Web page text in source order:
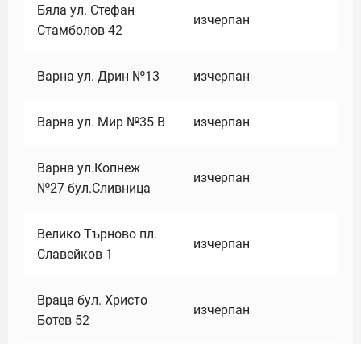
Бяла ул. Стефан
Стамболов 42
изчерпан
Варна ул. Дрин №13 изчерпан
Варна ул. Мир №35 В изчерпан
Варна ул.Копнеж
№27 бул.Сливница
изчерпан
Велико Търново пл.
Славейков 1
изчерпан
Враца бул. Христо
Ботев 52
изчерпан